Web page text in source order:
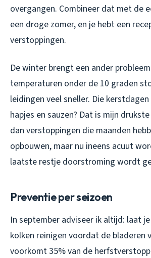
overgangen. Combineer dat met de
een droge zomer, en je hebt een
verstoppingen.
De winter brengt een ander
temperaturen onder de 10 graden
leidingen veel sneller. Die
hapjes en sauzen? Dat is mijn
dan verstoppingen die maanden
opbouwen, maar nu ineens acuut
laatste restje doorstroming wordt
Preventie per seizoen
In september adviseer ik altijd: laat
kolken reinigen voordat de bladeren
voorkomt 35% van de